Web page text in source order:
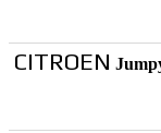
CITROEN